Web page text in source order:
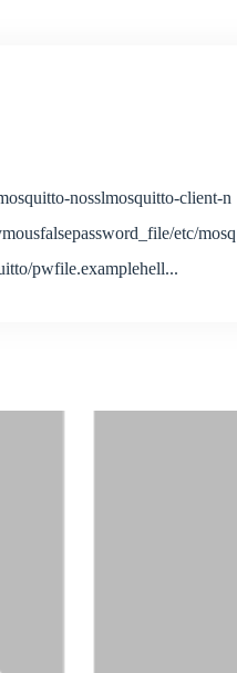
nosslmosquitto-client-n
etc/mosq
pwfile.examplehell...